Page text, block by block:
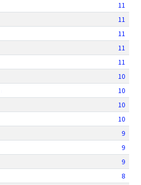
11
11
11
11
11
10
10
10
10
9
9
9
8